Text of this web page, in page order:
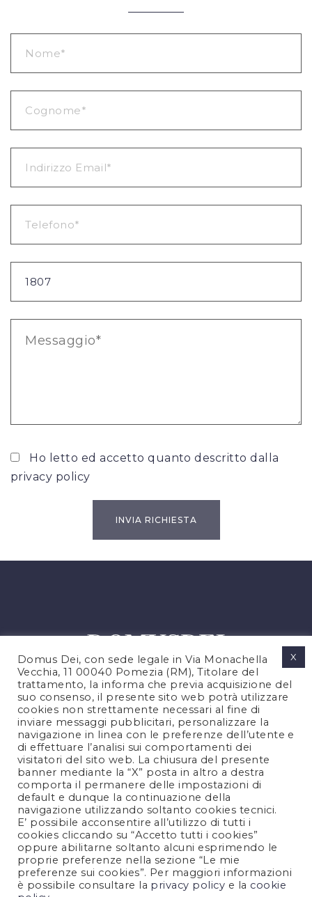
Ho letto ed accetto quanto descritto dalla
privacy policy
PRIVACY POLICY
COOKIES POLICY
NOTE LEGALI
CONTATTACI
FOLLOW US
Domus Dei, con sede legale in Via Monachella
Vecchia, 11 00040 Pomezia (RM), Titolare del
trattamento, la informa che previa acquisizione del
suo consenso, il presente sito web potrà utilizzare
cookies non strettamente necessari al fine di
inviare messaggi pubblicitari, personalizzare la
navigazione in linea con le preferenze dell’utente e
di effettuare l’analisi sui comportamenti dei
visitatori del sito web. La chiusura del presente
banner mediante la “X” posta in altro a destra
comporta il permanere delle impostazioni di
default e dunque la continuazione della
navigazione utilizzando soltanto cookies tecnici.
E’ possibile acconsentire all’utilizzo di tutti i
cookies cliccando su “Accetto tutti i cookies”
oppure abilitarne soltanto alcuni esprimendo le
proprie preferenze nella sezione “Le mie
preferenze sui cookies”. Per maggiori informazioni
è possibile consultare la privacy policy e la cookie
X